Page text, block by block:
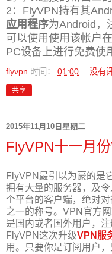
2：FlyVPN持有其
应用程序为Android，
可以使用使用该帐户
PC设备上进行免费使
flyvpn 时间： 01:00 没有
共享
2015年11月10日星期二
FlyVPN十一月
FlyVPN最引以为豪的是
拥有大量的服务器，及
个平台的客户端，绝对
之一的称号。 VPN官方
是国内或者国外用户，
FlyVPN这次升级VPN服
用。只要你是订阅用户